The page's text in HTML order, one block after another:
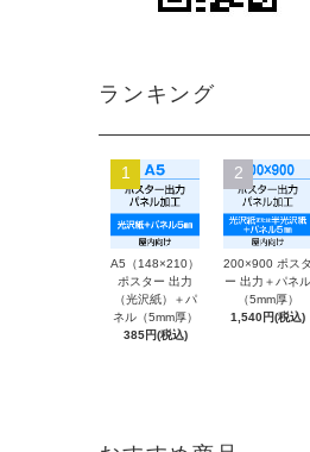
ランキング
1
A5（148×210）
ポスター 出力
（光沢紙）＋パ
ネル（5mm厚）
385円(税込)
2
200×900 ポスタ
ー 出力＋パネル
（5mm厚）
1,540円(税込)